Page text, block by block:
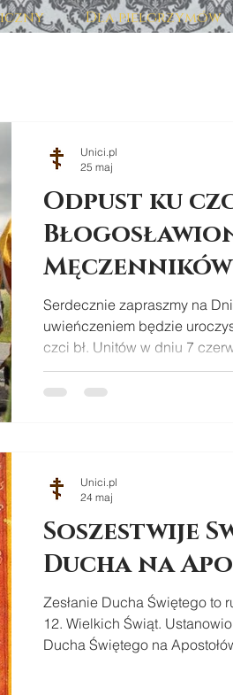
Dla pielgrzymów
Odpust ku
Męczenników
Serdecznie zapraszmy na
uwieńczeniem będzie
czci bł. Unitów w dniu 7
Unici.pl
25 maj
Soszestwije
Ducha na
Zesłanie Ducha Świętego to
12. Wielkich Świąt.
Ducha Świętego na
Unici.pl
24 maj